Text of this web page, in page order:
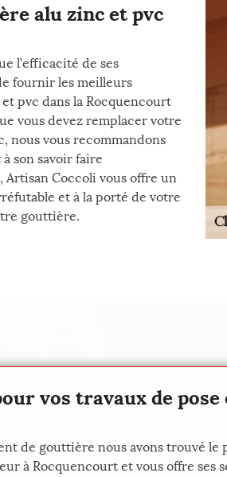
alu zinc et pvc
l’efficacité de ses
fournir les meilleurs
pvc dans la Rocquencourt
vous devez remplacer votre
nous vous recommandons
son savoir faire
Artisan Coccoli vous offre un
et à la porté de votre
gouttière.
vos travaux de
de gouttière nous avons trouvé
à Rocquencourt et vous offre ses